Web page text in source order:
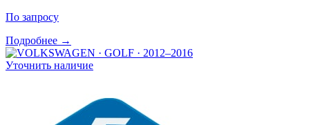
По запросу
Подробнее →
Уточнить наличие